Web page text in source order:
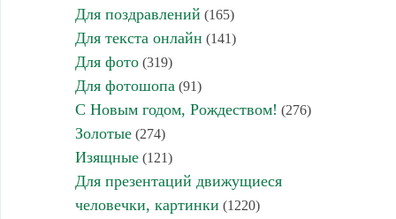
Для поздравлений (165)
Для текста онлайн (141)
Для фото(319)
Для фотошопа (91)
С Новым годом, Рождеством! (276)
Золотые(274)
Изящные(121)
Для презентаций движущиеся
человечки, картинки (1220)